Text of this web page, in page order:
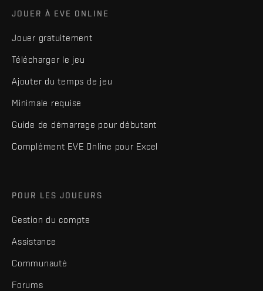
JOUER À EVE ONLINE
Jouer gratuitement
Télécharger le jeu
Ajouter du temps de jeu
Minimale requise
Guide de démarrage pour débutant
Complément EVE Online pour Excel
POUR LES JOUEURS
Gestion du compte
Assistance
Communauté
Forums